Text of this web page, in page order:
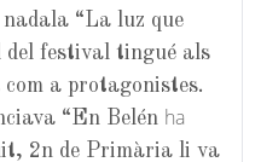
nadala “La luz que
festival tingué als
a protagonistes.
“En Belén ha
2n de Primària li va